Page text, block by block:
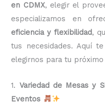
en CDMX, elegir el
especializamos en
eficiencia y flexibilidad,
tus necesidades. Aquí
elegirnos para tu
1. Variedad de Mesas y
Eventos